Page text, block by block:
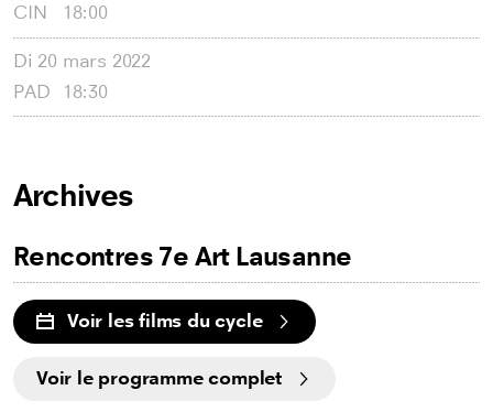
CIN
18:00
Di 20 mars 2022
PAD
18:30
Archives
Rencontres 7e Art Lausanne
Voir les films du cycle
Voir le programme complet